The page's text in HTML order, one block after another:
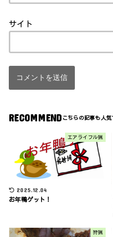
サイト
RECOMMEND
エアライフル猟
2025.12.04
お年鴨ゲット！
狩猟